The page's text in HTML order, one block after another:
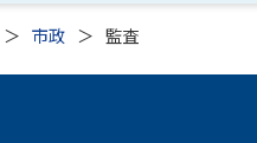
市政 監査